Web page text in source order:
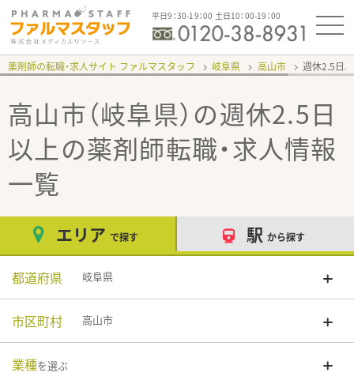
平日9：30-19：00 土日10：00-19：00
薬剤師の転職・求人サイト ファルマスタッフ 岐阜県 高山市 週休2.5日
高山市（岐阜県）の週休2.5日
以上の薬剤師転職・求人情報
一覧
エリア で探す 駅 から探す
都道府県 岐阜県
市区町村 高山市
業種を選ぶ